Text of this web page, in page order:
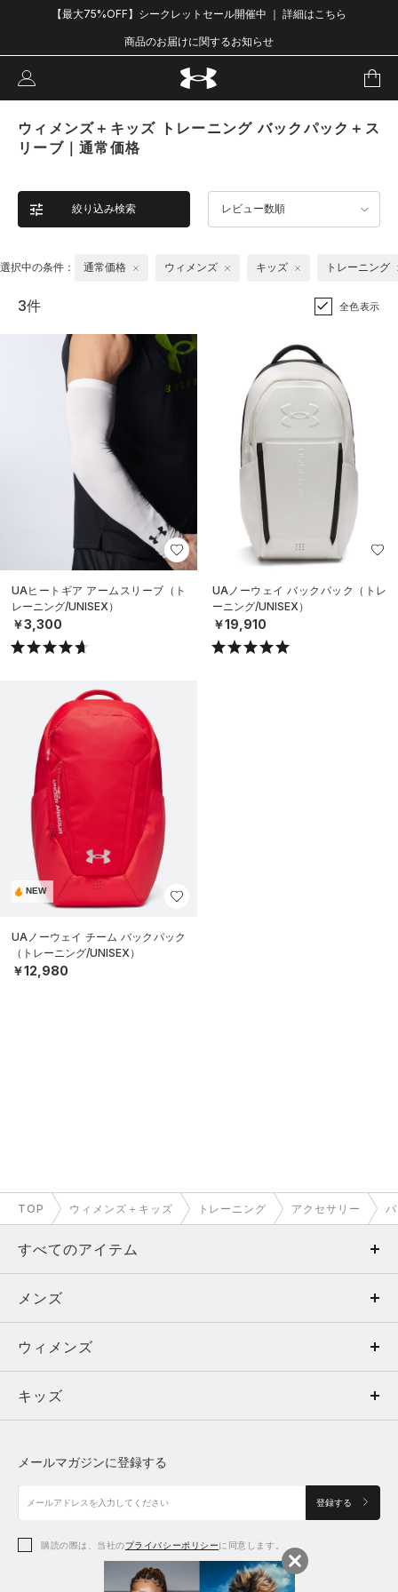
【最大75%OFF】シークレットセール開催中 ｜ 詳細はこちら
商品のお届けに関するお知らせ
ウィメンズ＋キッズ トレーニング バックパック＋ス
リーブ｜通常価格
絞り込み検索 レビュー数順
選択中の条件： 通常価格 ウィメンズ キッズ トレーニング
3件 全色表示
UAヒートギア アームスリーブ（ト
レーニング/UNISEX）
￥3,300
UAノーウェイ バックパック（トレ
ーニング/UNISEX）
￥19,910
NEW
UAノーウェイ チーム バックパック
（トレーニング/UNISEX）
￥12,980
TOP ウィメンズ＋キッズ トレーニング アクセサリー
すべてのアイテム
メンズ
ウィメンズ
キッズ
アクセサリー
メンズ
トップス
ボトムス
アクセサリー
ウィメンズ
トップス
シューズ
アクセサリー
キッズ
シューズ
メールマガジンに登録する
登録する
購読の際は、当社のプライバシーポリシーに同意します。